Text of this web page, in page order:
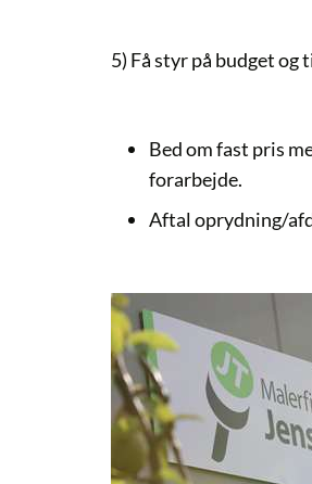
5) Få styr på budget og
Bed om fast pris
forarbejde.
Aftal oprydning/